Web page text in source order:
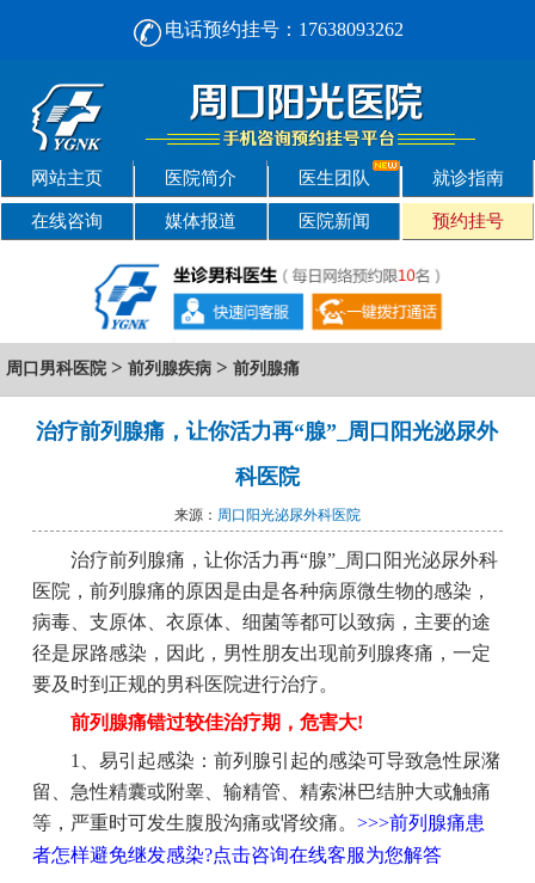
电话预约挂号：17638093262
周口男人看男科， [选对不选贵] 正规男科，看诊安心-周口阳光男科医院
网站主页 医院简介 医生团队 就诊指南
在线咨询 媒体报道 医院新闻 预约挂号
周口男科医院 > 前列腺疾病 > 前列腺痛
治疗前列腺痛，让你活力再“腺”_周口阳光泌尿外
科医院
来源： 周口阳光泌尿外科医院
治疗前列腺痛，让你活力再“腺”_周口阳光泌尿外科
医院，前列腺痛的原因是由是各种病原微生物的感染，
病毒、支原体、衣原体、细菌等都可以致病，主要的途
径是尿路感染，因此，男性朋友出现前列腺疼痛，一定
要及时到正规的男科医院进行治疗。
前列腺痛错过较佳治疗期，危害大!
1、易引起感染：前列腺引起的感染可导致急性尿潴
留、急性精囊或附睾、输精管、精索淋巴结肿大或触痛
等，严重时可发生腹股沟痛或肾绞痛。 >>>前列腺痛患
者怎样避免继发感染?点击咨询在线客服为您解答